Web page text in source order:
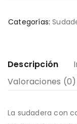
Categorías:
Descripción
Valoraciones (0)
La sudadera con